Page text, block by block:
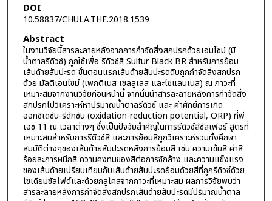
DOI
10.58837/CHULA.THE.2018.1539
Abstract
ในงานวิจัยนี้สารละลายหลังจากการกำจัดสิ่งสกปรกด้วยเอนไซม์ (มี
น้ำตาลรีดิวซ์) ถูกใช้เพื่อ รีดิวซ์สี Sulfur Black BR สำหรับการย้อม
เส้นด้ายสับปะรด ขั้นตอนแรกเส้นด้ายสับปะรดดิบถูกกำจัดสิ่งสกปรก
ด้วย มัลติเอนไซม์ (เพกติเนส เซลลูเลส และไซแลนเนส) ณ ภาวะที่
เหมาะสมจากงานวิจัยก่อนหน้านี้ จากนั้นนำสารละลายหลังการกำจัดสิ่ง
สกปรกไปวิเคราะห์หาปริมาณน้ำตาลรีดิวซ์ และ ค่าศักย์การเกิด
ออกซิเดชัน-รีดักชัน (oxidation-reduction potential, ORP) ที่พี
เอช 11 ณ เวลาต่างๆ ซึ่งเป็นปัจจัยสำคัญในการรีดิวซ์สีซัลเฟอร์ สูตรที่
เหมาะสมสำหรับการรีดิวซ์สี และการย้อมสีถูกวิเคราะห์รวมทั้งศึกษา
สมบัติต่างๆของเส้นด้ายสับปะรดหลังการย้อมสี เช่น ความเข้มสี ค่าสี
ร้อยละการผนึกสี ความคงทนของสีต่อการซักล้าง และความแข็งแรง
ของเส้นด้ายเปรียบเทียบกับเส้นด้ายสับปะรดย้อมด้วยสีที่ถูกรีดิวซ์ด้วย
โซเดียมซัลไฟด์และด้วยกลูโคสจากภาวะที่เหมาะสม ผลการวิจัยพบว่า
สารละลายหลังการกำจัดสิ่งสกปรกเส้นด้ายสับปะรดมีปริมาณน้ำตาล